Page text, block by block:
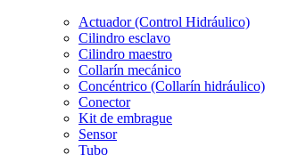
Actuador (Control Hidráulico)
Cilindro esclavo
Cilindro maestro
Collarín mecánico
Concéntrico (Collarín hidráulico)
Conector
Kit de embrague
Sensor
Tubo